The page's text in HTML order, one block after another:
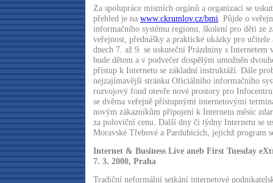
Za spolupráce místních orgánů a organizací se
přehled je na www.ckrumlov.cz/bmi . Půjde o
informačního systému regionu, školení pro děti ze
veřejnost, přednášky a praktické ukázky pro učitele
dnech 7. až 9. se uskuteční Prázdniny s Internetem
bude dětem a v podvečer dospělým umožněn
přístup k Internetu se základní instruktáží. Dále
nejzajímavější stránku Oficiálního informačního
rozvojový fond otevře nové prostory pro
se dvěma veřejně přístupnými internetovými
novým zákazníkům připojení k Internetu měsíc
za poloviční cenu. Další dny či týdny Internetu se
Moravské Třebové a Pardubicích, jejichž program
Internet & Business Live aneb First Tuesday
7. 3. 2000, Praha
Tradiční neformální setkání internetové